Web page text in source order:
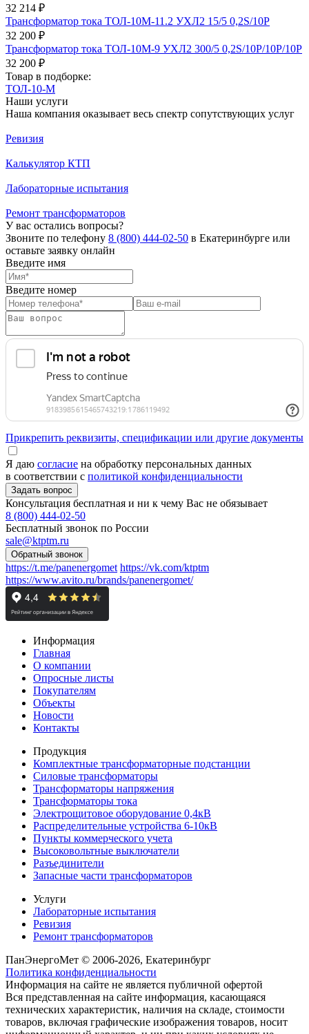
32 214 ₽
Трансформатор тока ТОЛ-10М-11.2 УХЛ2 15/5 0,2S/10Р
32 200 ₽
Трансформатор тока ТОЛ-10М-9 УХЛ2 300/5 0,2S/10Р/10Р/10Р
32 200 ₽
Товар в подборке:
ТОЛ-10-М
Наши услуги
Наша компания оказывает весь спектр сопутствующих услуг
Ревизия
Калькулятор КТП
Лабораторные испытания
Ремонт трансформаторов
У вас остались вопросы?
Звоните по телефону 8 (800) 444-02-50 в Екатеринбурге или
оставьте заявку онлайн
Введите имя
Введите номер
Прикрепить реквизиты, спецификации или другие документы
Я даю согласие на обработку персональных данных
в соответствии с политикой конфиденциальности
Консультация бесплатная и ни к чему Вас не обязывает
8 (800) 444-02-50
Бесплатный звонок по России
sale@ktptm.ru
https://t.me/panenergomet https://vk.com/ktptm
https://www.avito.ru/brands/panenergomet/
Информация
Главная
О компании
Опросные листы
Покупателям
Объекты
Новости
Контакты
Продукция
Комплектные трансформаторные подстанции
Силовые трансформаторы
Трансформаторы напряжения
Трансформаторы тока
Электрощитовое оборудование 0,4кВ
Распределительные устройства 6-10кВ
Пункты коммерческого учета
Высоковольтные выключатели
Разъединители
Запасные части трансформаторов
Услуги
Лабораторные испытания
Ревизия
Ремонт трансформаторов
ПанЭнергоМет © 2006-2026, Екатеринбург
Политика конфиденциальности
Информация на сайте не является публичной офертой
Вся представленная на сайте информация, касающаяся
технических характеристик, наличия на складе, стоимости
товаров, включая графические изображения товаров, носит